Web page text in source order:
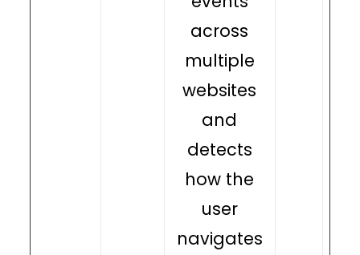
across
multiple
websites
and
detects
how the
user
navigates